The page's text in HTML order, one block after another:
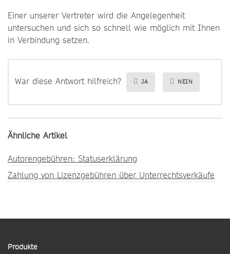
Einer unserer Vertreter wird die Angelegenheit
untersuchen und sich so schnell wie möglich mit Ihnen
in Verbindung setzen.
War diese Antwort hilfreich? JA NEIN
Ähnliche Artikel
Autorengebühren: Statuserklärung
Zahlung von Lizenzgebühren über Unterrechtsverkäufe
Produkte